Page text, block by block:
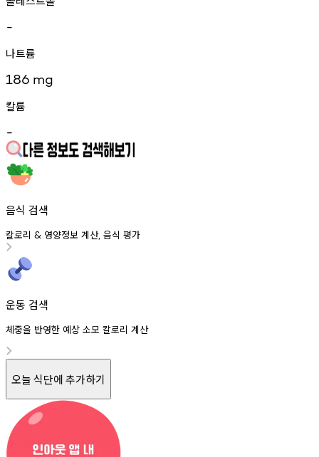
-
나트륨
186 mg
칼륨
-
음식 검색
칼로리 & 영양정보 계산, 음식 평가
운동 검색
체중을 반영한 예상 소모 칼로리 계산
오늘 식단에 추가하기